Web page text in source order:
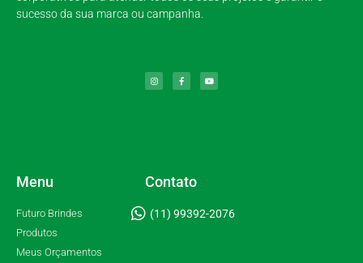
sucesso da sua marca ou campanha.
Menu
Futuro Brindes
Produtos
Meus Orçamentos
Contato
(11) 99392-2076